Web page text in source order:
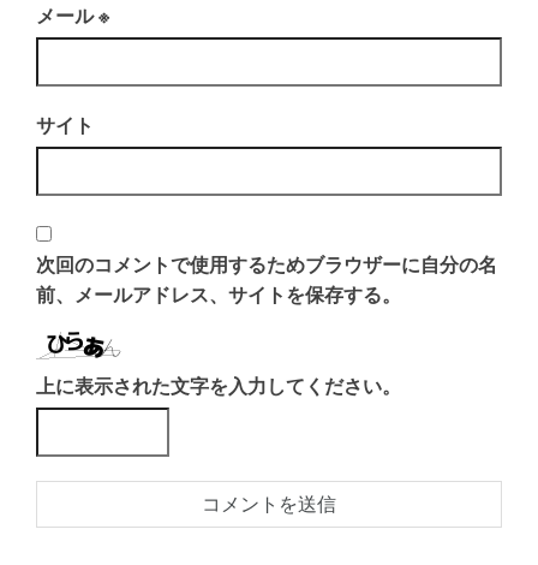
メール※
サイト
次回のコメントで使用するためブラウザーに自分の名
前、メールアドレス、サイトを保存する。
上に表示された文字を入力してください。